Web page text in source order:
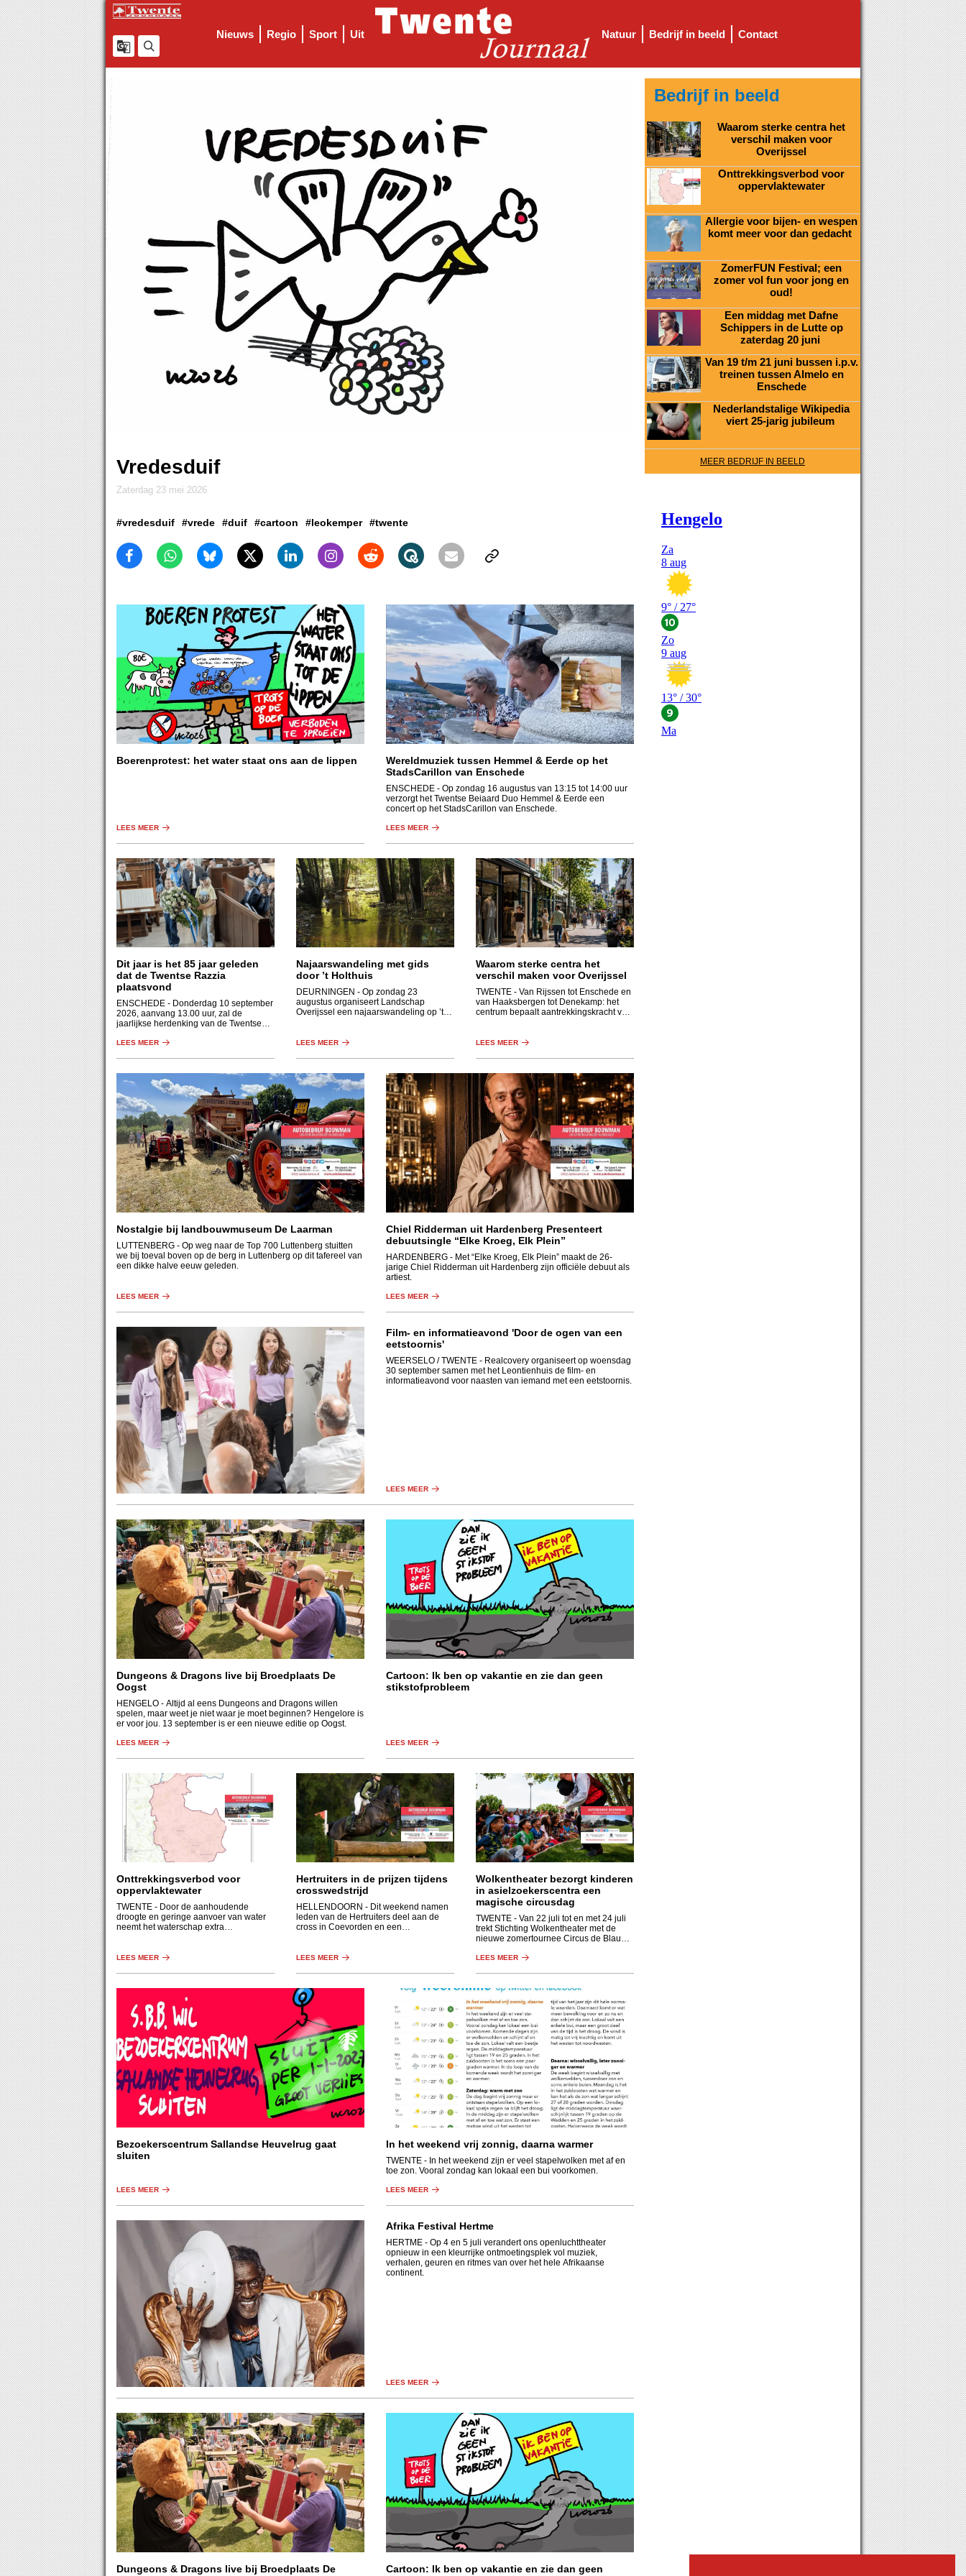
Nieuws Regio Sport Uit Natuur Bedrijf in beeld Contact
Vredesduif
zaterdag 23 mei 2026
#vredesduif #vrede #duif #cartoon #leokemper #twente
Boerenprotest: het water staat ons aan de lippen
LEES MEER
Wereldmuziek tussen Hemmel & Eerde op het
StadsCarillon van Enschede
ENSCHEDE - Op zondag 16 augustus van 13:15 tot 14:00 uur
verzorgt het Twentse Beiaard Duo Hemmel & Eerde een
concert op het StadsCarillon van Enschede.
LEES MEER
Dit jaar is het 85 jaar geleden
dat de Twentse Razzia
plaatsvond
ENSCHEDE - Donderdag 10 september
2026, aanvang 13.00 uur, zal de
jaarlijkse herdenking van de Twentse
Prinsestraat 14 te Enschede.
LEES MEER
Najaarswandeling met gids
door ’t Holthuis
DEURNINGEN - Op zondag 23
augustus organiseert Landschap
Overijssel een najaarswandeling op ’t
beek, essen, graslanden, houtwallen en
LEES MEER
Waarom sterke centra het
verschil maken voor Overijssel
TWENTE - Van Rijssen tot Enschede en
van Haaksbergen tot Denekamp: het
centrum bepaalt aantrekkingskracht van
LEES MEER
Nostalgie bij landbouwmuseum De Laarman
LUTTENBERG - Op weg naar de Top 700 Luttenberg stuitten
we bij toeval boven op de berg in Luttenberg op dit tafereel van
een dikke halve eeuw geleden.
LEES MEER
Chiel Ridderman uit Hardenberg Presenteert
debuutsingle “Elke Kroeg, Elk Plein”
HARDENBERG - Met “Elke Kroeg, Elk Plein” maakt de 26-
jarige Chiel Ridderman uit Hardenberg zijn officiële debuut als
artiest.
LEES MEER
Film- en informatieavond 'Door de ogen van een
eetstoornis'
WEERSELO / TWENTE - Realcovery organiseert op woensdag
30 september samen met het Leontienhuis de film- en
informatieavond voor naasten van iemand met een eetstoornis.
LEES MEER
Dungeons & Dragons live bij Broedplaats De
Oogst
HENGELO - Altijd al eens Dungeons and Dragons willen
spelen, maar weet je niet waar je moet beginnen? Hengelore is
er voor jou. 13 september is er een nieuwe editie op Oogst.
LEES MEER
Cartoon: Ik ben op vakantie en zie dan geen
stikstofprobleem
LEES MEER
Onttrekkingsverbod voor
oppervlaktewater
TWENTE - Door de aanhoudende
droogte en geringe aanvoer van water
neemt het waterschap extra
LEES MEER
Hertruiters in de prijzen tijdens
crosswedstrijd
HELLENDOORN - Dit weekend namen
leden van de Hertruiters deel aan de
cross in Coevorden en een
LEES MEER
Wolkentheater bezorgt kinderen
in asielzoekerscentra een
magische circusdag
TWENTE - Van 22 juli tot en met 24 juli
trekt Stichting Wolkentheater met de
nieuwe zomertournee Circus de Blauwe
Twente.
LEES MEER
Bezoekerscentrum Sallandse Heuvelrug gaat
sluiten
LEES MEER
In het weekend vrij zonnig, daarna warmer
TWENTE - In het weekend zijn er veel stapelwolken met af en
toe zon. Vooral zondag kan lokaal een bui voorkomen.
LEES MEER
Afrika Festival Hertme
HERTME - Op 4 en 5 juli verandert ons openluchttheater
opnieuw in een kleurrijke ontmoetingsplek vol muziek,
verhalen, geuren en ritmes van over het hele Afrikaanse
continent.
LEES MEER
Dungeons & Dragons live bij Broedplaats De
Cartoon: Ik ben op vakantie en zie dan geen
Bedrijf in beeld
Waarom sterke centra het
verschil maken voor
Overijssel
Onttrekkingsverbod voor
oppervlaktewater
Allergie voor bijen- en wespen
komt meer voor dan gedacht
ZomerFUN Festival; een
zomer vol fun voor jong en
oud!
Een middag met Dafne
Schippers in de Lutte op
zaterdag 20 juni
Van 19 t/m 21 juni bussen i.p.v.
treinen tussen Almelo en
Enschede
Nederlandstalige Wikipedia
viert 25-jarig jubileum
MEER BEDRIJF IN BEELD